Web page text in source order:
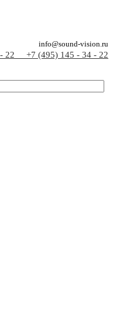
info@sound-vision.ru
- 22 +7 (495) 145 - 34 - 22